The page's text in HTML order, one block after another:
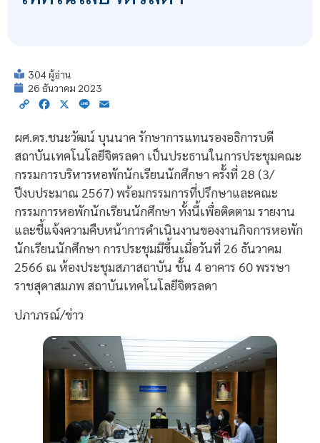
304 ผู้อ่าน
26 ธันวาคม 2023
Copy Facebook
X Line
ผศ.ดร.ชนะวัฒน์ บุนนาค รักษาการแทนรองอธิการบดี
สถาบันเทคโนโลยีจิตรลดา เป็นประธานในการประชุมคณะ
กรรมการบริหารหอพักนักเรียนนักศึกษา ครั้งที่ 28 (3/
ปีงบประมาณ 2567) พร้อมกรรมการที่ปรึกษาและคณะ
กรรมการหอพักนักเรียนนักศึกษา ทั้งนี้เพื่อติดตาม รายงาน
และชี้แจ้งความคืบหน้าการดำเนินงานของงานกิจการหอพัก
นักเรียนนักศึกษา การประชุมมีขึ้นเมื่อวันที่ 26 ธันวาคม
2566 ณ ห้องประชุมสภาสถาบัน ชั้น 4 อาคาร 60 พรรษา
ราชสุดาสมภพ สถาบันเทคโนโลยีจิตรลดา
ปภาภรณ์/ข่าว